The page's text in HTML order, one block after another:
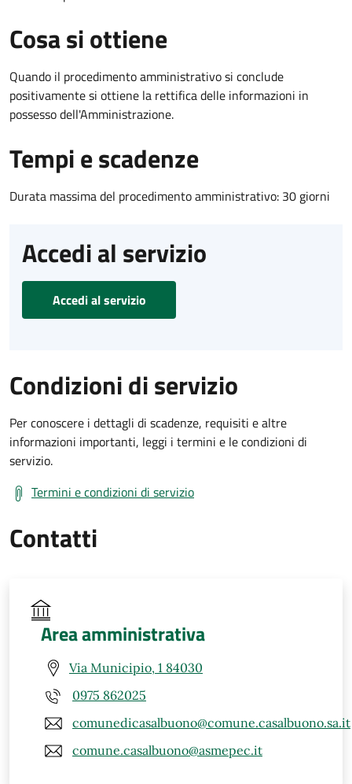
Cosa si ottiene
Quando il procedimento amministrativo si conclude
positivamente si ottiene la rettifica delle informazioni in
possesso dell'Amministrazione.
Tempi e scadenze
Durata massima del procedimento amministrativo: 30 giorni
Accedi al servizio
Accedi al servizio
Condizioni di servizio
Per conoscere i dettagli di scadenze, requisiti e altre
informazioni importanti, leggi i termini e le condizioni di
servizio.
Termini e condizioni di servizio
Contatti
Area amministrativa
Via Municipio, 1 84030
0975 862025
comunedicasalbuono@comune.casalbuono.sa.it
comune.casalbuono@asmepec.it